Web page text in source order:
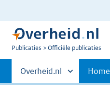
U
Publicaties Officiële publicaties
Primaire
Andere
Overheid.nl Home